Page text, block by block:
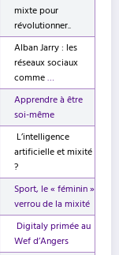
mixte pour
révolutionner..
Alban Jarry : les
réseaux sociaux
comme…
Apprendre à être
soi-même
L’intelligence
artificielle et mixité
?
Sport, le « féminin »
verrou de la mixité
Digitaly primée au
Wef d’Angers